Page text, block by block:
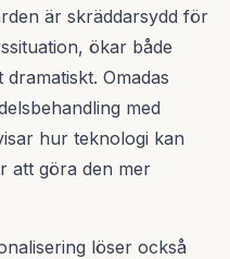
är skräddarsydd för
ökar både
Omadas
med
hur teknologi kan
att göra den mer
löser också